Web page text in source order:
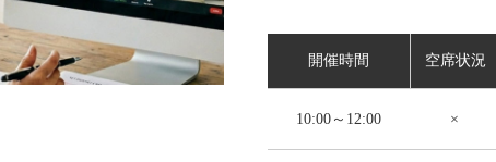
開催時間 空席状況
10:00～12:00 ×